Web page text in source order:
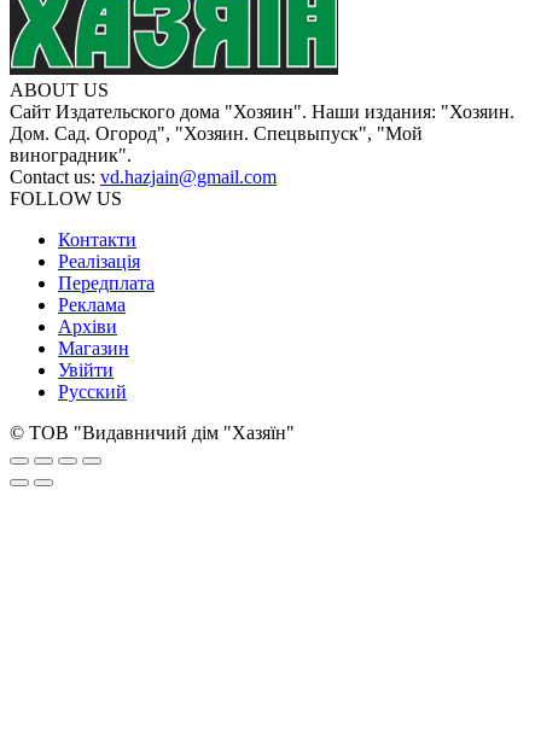
ABOUT US
Сайт Издательского дома "Хозяин". Наши издания: "Хозяин.
Дом. Сад. Огород", "Хозяин. Спецвыпуск", "Мой
виноградник".
Contact us: vd.hazjain@gmail.com
FOLLOW US
Контакти
Реалізація
Передплата
Реклама
Архіви
Магазин
Увійти
Русский
© ТОВ "Видавничий дім "Хазяїн"